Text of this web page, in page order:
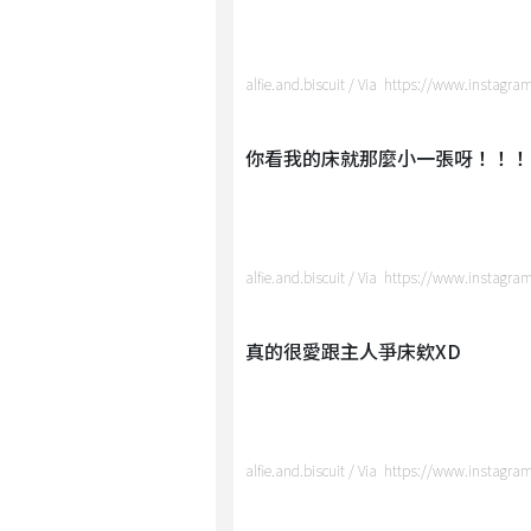
alfie.and.biscuit / Via https://
你看我的床就那麼小一張呀！！！
alfie.and.biscuit / Via https://
真的很愛跟主人爭床欸XD
alfie.and.biscuit / Via https://